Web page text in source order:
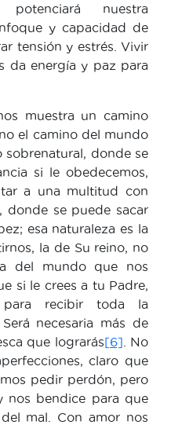
potenciará nuestra
y capacidad de
tensión y estrés. Vivir
da energía y paz para
muestra un camino
el camino del mundo
sobrenatural, donde se
si le obedecemos,
a una multitud con
donde se puede sacar
esa naturaleza es la
la de Su reino, no
del mundo que nos
si le crees a tu Padre,
para recibir toda la
necesaria más de
que lograrás[6] . No
claro que
pedir perdón, pero
nos bendice para que
mal. Con amor nos